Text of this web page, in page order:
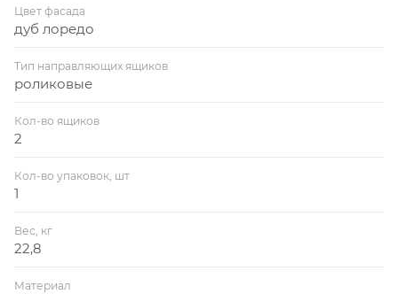
Цвет фасада
дуб лоредо
Тип направляющих ящиков
роликовые
Кол-во ящиков
2
Кол-во упаковок, шт
1
Вес, кг
22,8
Материал